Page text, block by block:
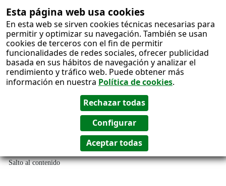
Esta página web usa cookies
En esta web se sirven cookies técnicas necesarias para
permitir y optimizar su navegación. También se usan
cookies de terceros con el fin de permitir
funcionalidades de redes sociales, ofrecer publicidad
basada en sus hábitos de navegación y analizar el
rendimiento y tráfico web. Puede obtener más
información en nuestra Política de cookies.
Salto al contenido